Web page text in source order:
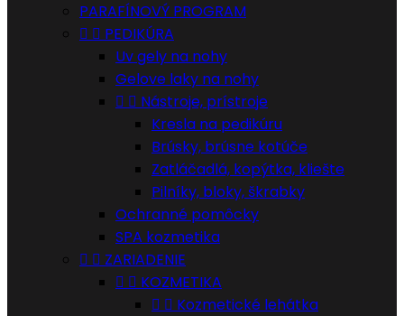
PARAFÍNOVÝ PROGRAM
  PEDIKÚRA
Uv gely na nohy
Gelove laky na nohy
  Nástroje, prístroje
Kresla na pedikúru
Brúsky, brúsne kotúče
Zatláčadlá, kopýtka, kliešte
Pilníky, bloky, škrabky
Ochranné pomôcky
SPA kozmetika
  ZARIADENIE
  KOZMETIKA
  Kozmetické lehátka